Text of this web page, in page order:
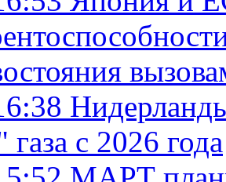
газа с 2026 года